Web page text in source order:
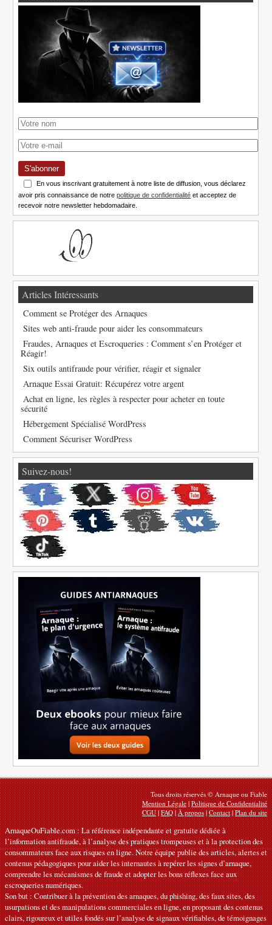
S'abonner
En vous inscrivant gratuitement à notre liste de diffusion, vous déclarez
avoir pris connaissance de notrepolitique de confidentialité et acceptez de
recevoir notre newsletter hebdomadaire.
Articles Intéressants
Comment se Protéger des Arnaques
Sites web anti-fraude pour aider les consommateurs
Fraudes, Arnaques et Escroqueries : Comment s’en Protéger et
Réagir!
Six outils antifraude pour vérifier, réagir et signaler
Arnaque Essai Gratuit: Récupérez votre argent
Achat en ligne, les règles à respecter pour acheter en toute
sécurité
Hébergement Spécialisé WordPress
Comment Sécuriser WordPress
Suivez-nous!
Tous droits réservés © Arnaque ou Fiable
Mention Légale|Politique de Confidentialité
CGU|FAQ|À propos|Contact|Plan du site
ArnaqueOuFiable.com : La référence indépendante et gratuite dédiée à
l’information antifraude, à l’analyse des pratiques trompeuses et à la protection des
consommateurs face aux risques en ligne. Notre équipe publie des articles, alertes et
contenus pédagogiques pour aider les internautes à repérer les signes d’arnaque,
comprendre les mécanismes de fraude et adopter les bons réflexes face aux
escroqueries numériques.
Son but : Contribuer à la prévention des arnaques, du phishing, des faux sites, des
usurpations et des manipulations commerciales en ligne, en proposant des contenus
clairs, rigoureux et utiles fondés sur l’analyse de signaux vérifiables, de témoignages